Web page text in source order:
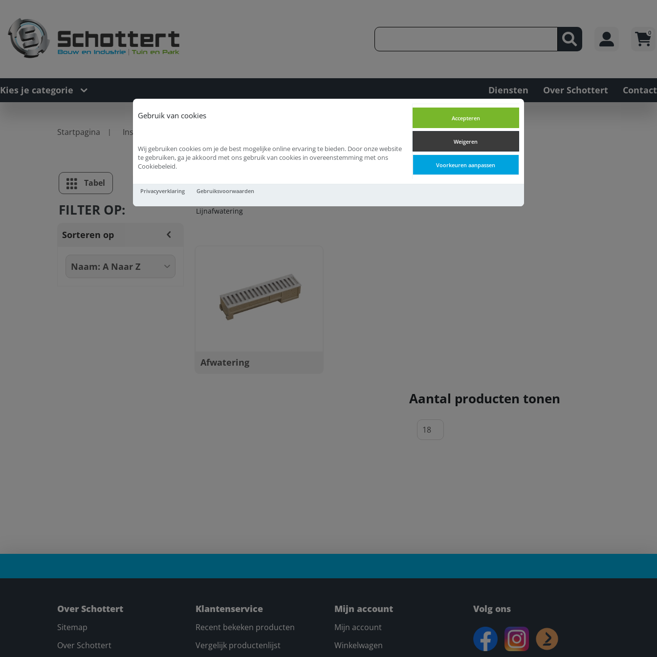
Gebruik van cookies
Wij gebruiken cookies om je de best mogelijke online ervaring te bieden. Door onze website
te gebruiken, ga je akkoord met ons gebruik van cookies in overeenstemming met ons
Cookiebeleid.
Accepteren
Weigeren
Voorkeuren aanpassen
Privacyverklaring Gebruiksvoorwaarden
0
Kies je categorie Diensten Over Schottert Contact
Startpagina Installatietechniek
Tabel Lijst
FILTER OP:
Sorteren op
Lijnafwatering
Lijnafwatering
Afwatering
Aantal producten tonen
Over Schottert
Sitemap
Over Schottert
Klantenservice
Recent bekeken producten
Vergelijk productenlijst
Mijn account
Mijn account
Winkelwagen
Volg ons